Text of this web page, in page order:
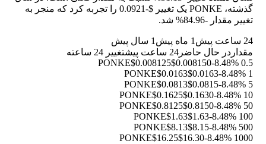
گذشته، PONKE یک تغییر $-0.0921 را تجربه کرد که منجر به
تغییر مقدار -84.96% شد.
24 ساعت پیش 1 ماه پیش
1 سال پیش
مقدار در حال حاضر 24 ساعت پیش
تغییر 24 ساعته
0.5 PONKE
$0.008125$0.008150-8.48%
1 PONKE
$0.0163$0.0163-8.48%
5 PONKE
$0.0813$0.0815-8.48%
10 PONKE
$0.1625$0.1630-8.48%
50 PONKE
$0.8125$0.8150-8.48%
100 PONKE
$1.63$1.63-8.48%
500 PONKE
$8.13$8.15-8.48%
1000 PONKE
$16.25$16.30-8.48%